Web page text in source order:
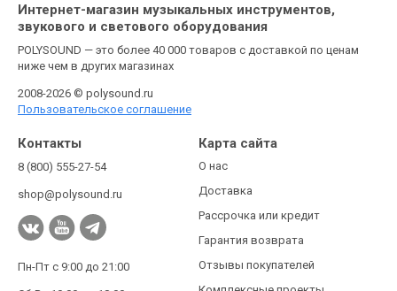
Интернет-магазин музыкальных инструментов,
звукового и светового оборудования
POLYSOUND — это более 40 000 товаров с доставкой по ценам
ниже чем в других магазинах
2008-2026 © polysound.ru
Пользовательское соглашение
Контакты
8 (800) 555-27-54
shop@polysound.ru
Пн-Пт с 9:00 до 21:00
Карта сайта
О нас
Доставка
Рассрочка или кредит
Гарантия возврата
Отзывы покупателей